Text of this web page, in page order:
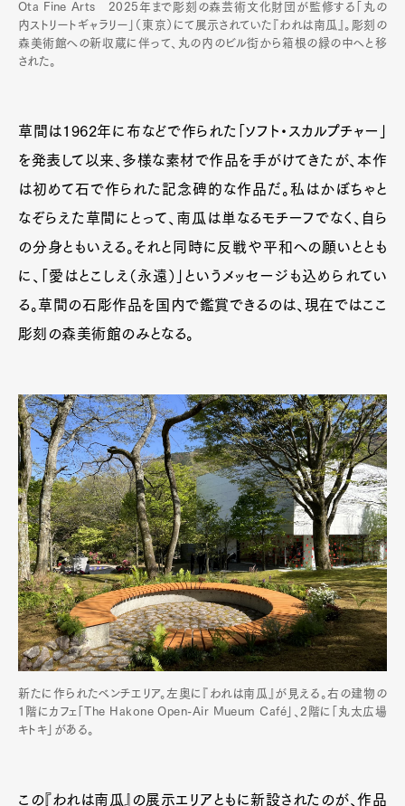
Ota Fine Arts 2025年まで彫刻の森芸術文化財団が監修する「丸の
内ストリートギャラリー」（東京）にて展示されていた『われは南瓜』。彫刻の
森美術館への新収蔵に伴って、丸の内のビル街から箱根の緑の中へと移
された。
草間は1962年に布などで作られた「ソフト・スカルプチャー」
を発表して以来、多様な素材で作品を手がけてきたが、本作
は初めて石で作られた記念碑的な作品だ。私はかぼちゃと
なぞらえた草間にとって、南瓜は単なるモチーフでなく、自ら
の分身ともいえる。それと同時に反戦や平和への願いととも
に、「愛はとこしえ（永遠）」というメッセージも込められてい
る。草間の石彫作品を国内で鑑賞できるのは、現在ではここ
彫刻の森美術館のみとなる。
新たに作られたベンチエリア。左奥に『われは南瓜』が見える。右の建物の
1階にカフェ「The Hakone Open-Air Mueum Café」、2階に「丸太広場
キトキ」がある。
この『われは南瓜』の展示エリアともに新設されたのが、作品